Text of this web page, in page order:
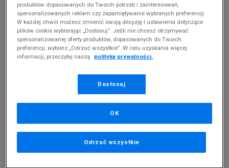
Produkt pochodzi z końcówek aktualnych kolekcji, ubiegłych
sezonów lub z ekspozycji.Szczegóły.
cena rekomendowana przez producenta
364,99 zł
PRODUKT NIEDOSTĘPNY
Jeśli artykuł będzie ponownie dostępny, otrzymasz od nas
produktów dopasowanych do Twoich potrzeb i zainteresowań,
spersonalizowanych reklam czy zapamiętywanie wybranych preferencji.
W każdej chwili możesz zmienić swoją decyzję i ustawienia dotyczące
plików cookie wybierając „Dostosuj”. Jeśli nie chcesz otrzymywać
spersonalizowanej oferty produktów, dopasowanych do Twoich
preferencji, wybierz „Odrzuć wszystkie”. W celu uzyskania więcej
informacji, przeczytaj naszą
politykę prywatności.
Dostosuj
Odrzuć wszystkie
OK